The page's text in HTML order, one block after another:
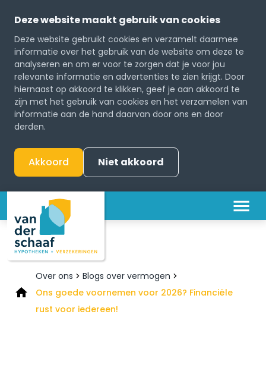
Deze website maakt gebruik van cookies
Deze website gebruikt cookies en verzamelt daarmee
informatie over het gebruik van de website om deze te
analyseren en om er voor te zorgen dat je voor jou
relevante informatie en advertenties te zien krijgt. Door
hiernaast op akkoord te klikken, geef je aan akkoord te
zijn met het gebruik van cookies en het verzamelen van
informatie aan de hand daarvan door ons en door
derden.
Akkoord Niet akkoord
Over ons
Blogs over vermogen
Ons goede voornemen voor 2026? Financiële
rust voor iedereen!